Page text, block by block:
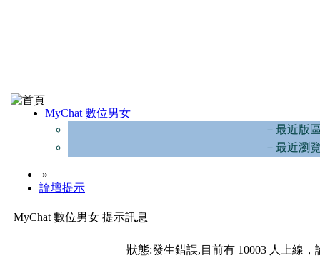
MyChat 數位男女
－最近版
－最近瀏
»
論壇提示
MyChat 數位男女 提示訊息
狀態:發生錯誤,目前有 10003 人上線